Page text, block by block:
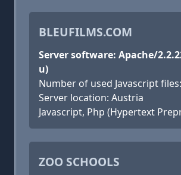
BLEUFILMS.COM
Server software: Apache/
u)
Number of used Javascript
Server location: Austria
Javascript, Php (Hypertext
ZOO SCHOOLS